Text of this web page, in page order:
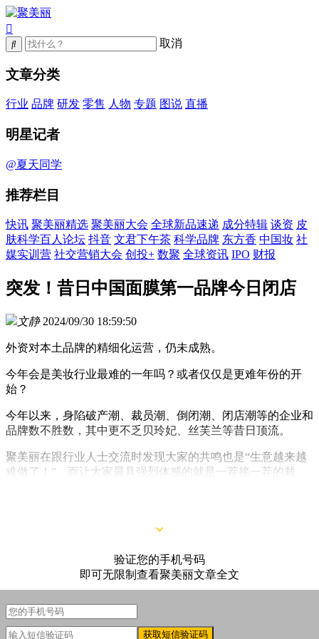
取消
文章分类
行业 品牌 研发 零售 人物 专题 图说 直播
明星记者
@夏天同学
推荐栏目
快讯 聚美丽精选 聚美丽大会 全球新品速递 成分特辑 谈资 皮
肤科学百人论坛 抖音 文君下午茶 科学品牌 东方香 中国妆 社
媒实训营 社交营销大会 创投+ 数聚 全球资讯 IPO 财报
突发！昔日中国面膜第一品牌今日闭店
文静 2024/09/30 18:59:50
外资对本土品牌的精细化运营，仍未成熟。
今年会是美妆行业最难的一年吗？或者仅仅是更难年份的开
始？
今年以来，身陷破产潮、裁员潮、倒闭潮、闭店潮等的企业和
品牌数不胜数，其中更不乏贝玲妃、丝芙兰等昔日顶流。
聚美丽在跟行业人士交流时发现大家的共鸣也是“生意越来越
难做了！”，而让大家最具强烈体感的就是一茬接一茬的裁
验证您的手机号码
即可无限制查看聚美丽文章全文
获取短信验证码